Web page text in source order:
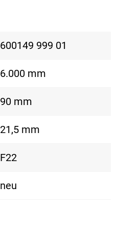
600149 999 01
6.000 mm
90 mm
21,5 mm
F22
neu